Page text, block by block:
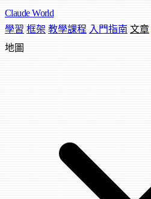
Claude World
學習 框架 教學課程 入門指南 文章
地圖